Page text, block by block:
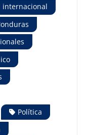
internacional
Política